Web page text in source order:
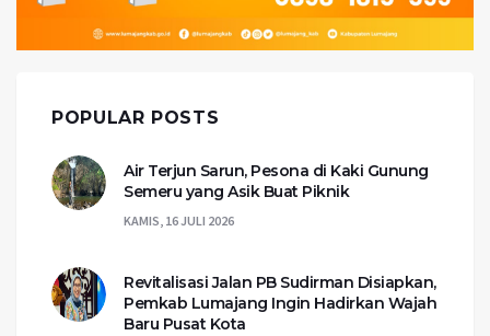
POPULAR POSTS
Air Terjun Sarun, Pesona di Kaki Gunung
Semeru yang Asik Buat Piknik
KAMIS, 16 JULI 2026
Revitalisasi Jalan PB Sudirman Disiapkan,
Pemkab Lumajang Ingin Hadirkan Wajah
Baru Pusat Kota